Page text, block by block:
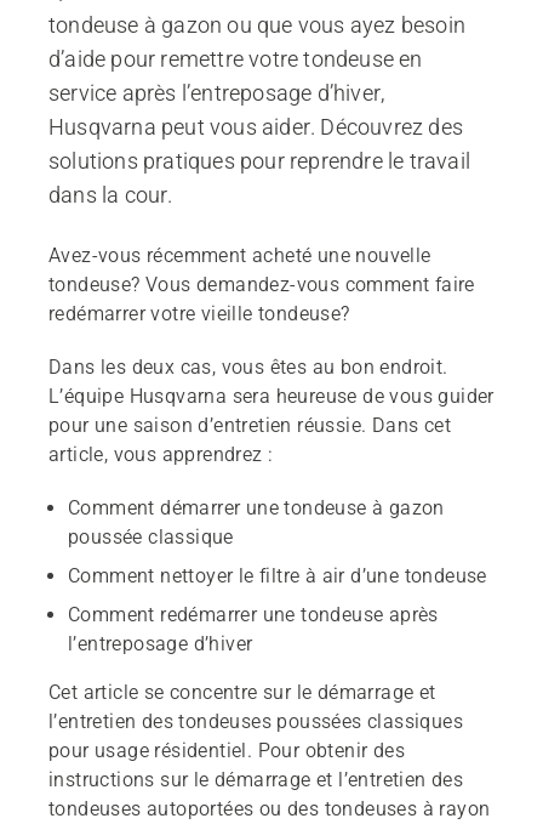
Démarrer le moteur
Recommended products
tondeuse à gazon ou que vous ayez besoin
d’aide pour remettre votre tondeuse en
service après l’entreposage d’hiver,
Husqvarna peut vous aider. Découvrez des
solutions pratiques pour reprendre le travail
dans la cour.
Avez-vous récemment acheté une nouvelle
tondeuse? Vous demandez-vous comment faire
redémarrer votre vieille tondeuse?
Dans les deux cas, vous êtes au bon endroit.
L’équipe Husqvarna sera heureuse de vous guider
pour une saison d’entretien réussie. Dans cet
article, vous apprendrez :
Comment démarrer une tondeuse à gazon
poussée classique
Comment nettoyer le filtre à air d’une tondeuse
Comment redémarrer une tondeuse après
l’entreposage d’hiver
Cet article se concentre sur le démarrage et
l’entretien des tondeuses poussées classiques
pour usage résidentiel. Pour obtenir des
instructions sur le démarrage et l’entretien des
tondeuses autoportées ou des tondeuses à rayon